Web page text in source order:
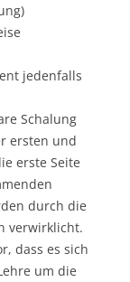
jedenfalls
Schalung
ersten und
erste Seite
durch die
verwirklicht.
dass es sich
um die